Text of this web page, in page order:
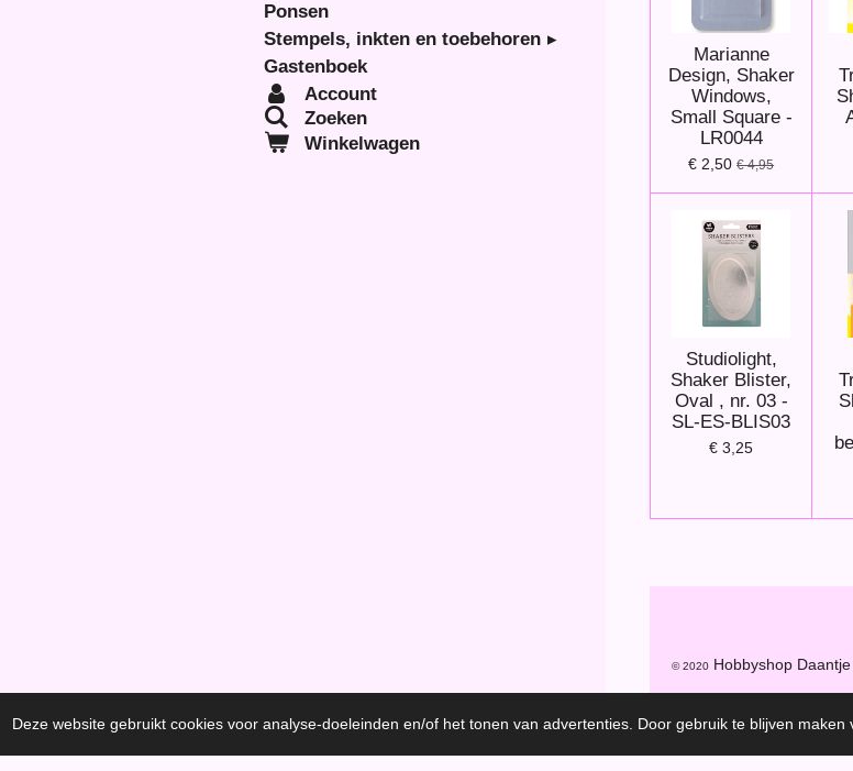
Deze website gebruikt cookies voor analyse-doeleinden en/of het tonen van advertenties. Door gebruik te blijven
Marianne
Design, Shaker
Windows,
Small Square -
LR0044
€ 2,50 € 4,95
Studiolight,
Shaker Blister,
Oval , nr. 03 -
SL-ES-BLIS03
€ 3,25
© 2020 Hobbyshop Daantje
Ponsen
Stempels, inkten en toebehoren
Gastenboek
Account
Zoeken
Winkelwagen